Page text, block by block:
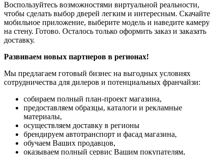
Воспользуйтесь возможностями виртуальной реальности,
чтобы сделать выбор дверей легким и интересным. Скачайте
мобильное приложение, выберите модель и наведите камеру
на стену. Готово. Осталось только оформить заказ и заказать
доставку.
Развиваем новых партнеров в регионах!
Мы предлагаем готовый бизнес на выгодных условиях
сотрудничества для дилеров и потенциальных франчайзи:
собираем полный план-проект магазина,
предоставляем образцы, каталоги и рекламные
материалы,
осуществляем доставку в регионы
брендируем автотранспорт и фасад магазина,
обучаем Ваших продавцов,
оказываем полный сервис Вашим покупателям,